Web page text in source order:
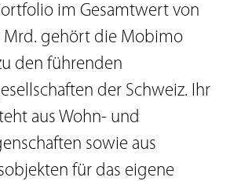
im Gesamtwert von
Mrd. gehört die Mobimo
den führenden
der Schweiz. Ihr
aus Wohn- und
sowie aus
für das eigene